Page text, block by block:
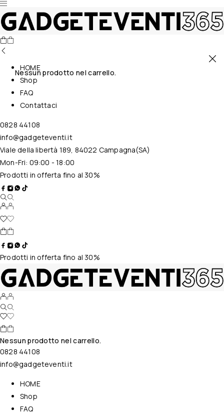
Nessun prodotto nel carrello.
HOME
Shop
FAQ
Contattaci
0828 44108
info@gadgeteventi.it
Viale della libertà 189, 84022 Campagna(SA)
Mon-Fri: 09:00 - 18:00
Prodotti in offerta fino al 30%
Prodotti in offerta fino al 30%
Nessun prodotto nel carrello.
0828 44108
info@gadgeteventi.it
HOME
Shop
FAQ